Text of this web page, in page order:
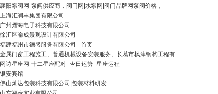
襄阳泵阀网-泵阀供应商，阀门网|水泵网|阀门品牌网泵阀价格，
上海汇润丰集团有限公司
广州熠海电子科技有限公司
徐汇区渝成景观设计有限公司
福建福州市德盛服务有限公司 - 首页
金属门窗工程施工、普通机械设备安装服务、长葛市枫津钢构工程有
网诗星座网-十二星座配对_今日运势_星座运程
银安宾馆
佛山灿达包装科技有限公司|包装材料研发